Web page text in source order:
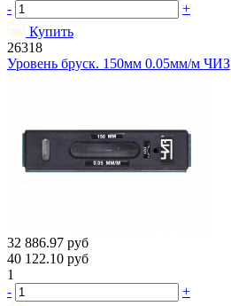
-
+
Купить
26318
Уровень бруск. 150мм 0.05мм/м ЧИЗ
32 886.97 руб
40 122.10 руб
1
-
+